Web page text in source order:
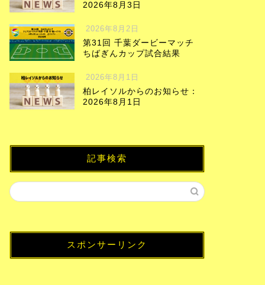
2026年8月3日
2026年8月2日
第31回 千葉ダービーマッチ
ちばぎんカップ試合結果
2026年8月1日
柏レイソルからのお知らせ：
2026年8月1日
記事検索
スポンサーリンク